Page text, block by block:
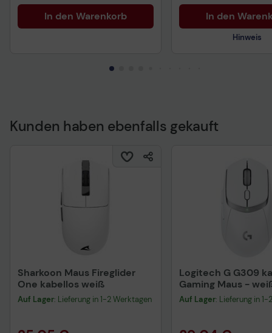
In den Warenkorb In den
Hinweis
Technisches
Kunden haben ebenfalls gekauft
Sharkoon Maus Fireglider
One kabellos weiß
Auf Lager: Lieferung in 1-2 Werktagen
Logitech G G309
Gaming Maus -
Auf Lager: Lieferung in